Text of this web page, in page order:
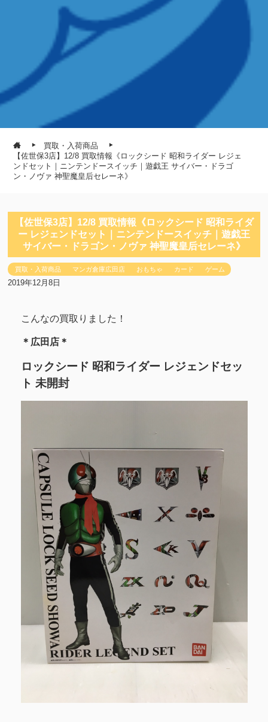
買取・入荷商品
【佐世保3店】12/8 買取情報《ロックシード 昭和ライダー レジェ
ンドセット｜ニンテンドースイッチ｜遊戯王 サイバー・ドラゴ
ン・ノヴァ 神聖魔皇后セレーネ》
【佐世保3店】12/8 買取情報《ロックシード 昭和ライダ
ー レジェンドセット｜ニンテンドースイッチ｜遊戯王
サイバー・ドラゴン・ノヴァ 神聖魔皇后セレーネ》
買取・入荷商品 マンガ倉庫広田店 おもちゃ カード ゲーム
2019年12月8日
こんなの買取りました！
＊広田店＊
ロックシード 昭和ライダー レジェンドセッ
ト 未開封